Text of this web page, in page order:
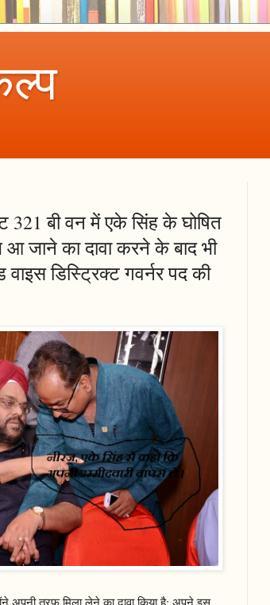
बी वन में एके सिंह के घोषित
जाने का दावा करने के बाद भी
डिस्ट्रिक्ट गवर्नर पद की
अपनी तरफ मिला लेने का दावा किया है; अपने इस